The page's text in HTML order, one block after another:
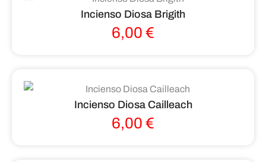
Incienso Diosa Brigith
6,00 €
Incienso Diosa Cailleach
6,00 €